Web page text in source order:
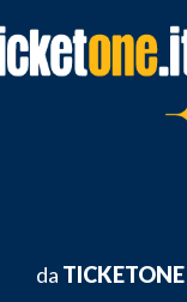
da TICKETONE